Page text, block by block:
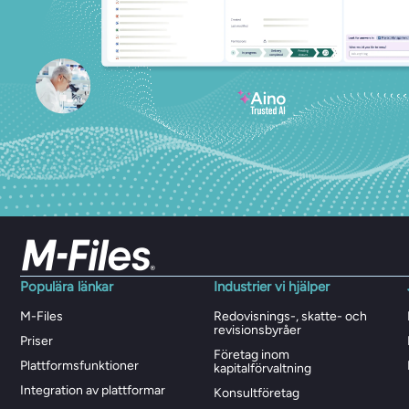
Populära länkar
M-Files
Priser
Plattformsfunktioner
Integration av plattformar
Industrier vi hjälper
Redovisnings-, skatte- och
revisionsbyråer
Företag inom
kapitalförvaltning
Konsultföretag